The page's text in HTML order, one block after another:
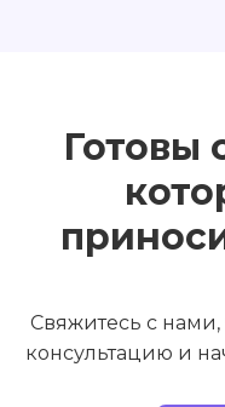
Готовы
Свяжитесь с нами,
консультацию и